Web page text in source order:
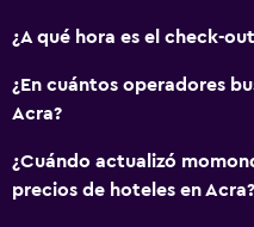
¿A qué hora es el check-
¿En cuántos operadores
Acra?
¿Cuándo actualizó
precios de hoteles en Acra?